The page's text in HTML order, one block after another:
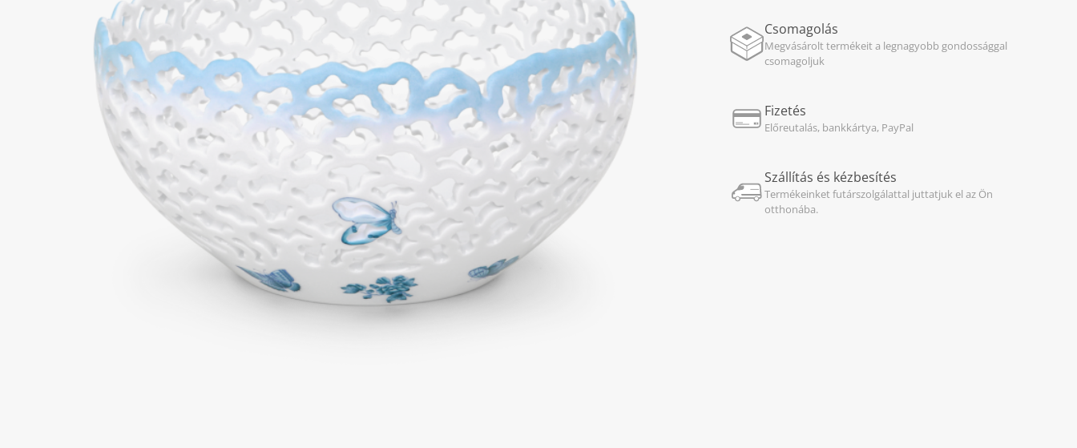
Csomagolás
Megvásárolt termékeit a legnagyobb gondossággal
csomagoljuk
Fizetés
Előreutalás, bankkártya, PayPal
Szállítás és kézbesítés
Termékeinket futárszolgálattal juttatjuk el az Ön
otthonába.